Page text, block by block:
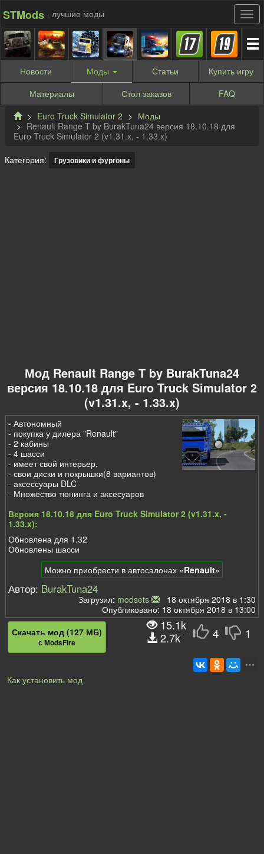
STMods - лучшие моды
Новости Моды Статьи Купить игру
Материалы
Стол заказов
FAQ
Euro Truck Simulator 2
Моды
Renault Range T by BurakTuna24 версия 18.10.18 для
Euro Truck Simulator 2 (v1.31.x, - 1.33.x)
Категория: Грузовики и фургоны
Мод Renault Range T by BurakTuna24
версия 18.10.18 для Euro Truck Simulator 2
(v1.31.x, - 1.33.x)
- Автономный
- покупка у дилера "Renault"
- 2 кабины
- 4 шасси
- имеет свой интерьер,
- свои диски и покрышки(8 вариантов)
- аксессуары DLC
- Множество тюнинга и аксесуаров
Версия 18.10.18 для Euro Truck Simulator 2 (v1.31.x, -
1.33.x):
Обновлена для 1.32
Обновлены шасси
Можно приобрести в автосалонах «Renault»
Автор: BurakTuna24
Загрузил: modsets
18 октября 2018 в 1:30
Опубликовано: 18 октября 2018 в 13:00
4 1
Скачать мод (127 МБ)
с ModsFire
15.1k
2.7k
Как установить мод